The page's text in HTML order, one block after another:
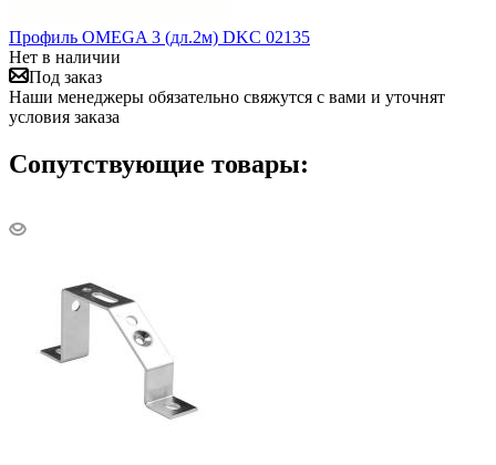
Профиль OMEGA 3 (дл.2м) DKC 02135
Нет в наличии
Под заказ
Наши менеджеры обязательно свяжутся с вами и уточнят
условия заказа
Сопутствующие товары: